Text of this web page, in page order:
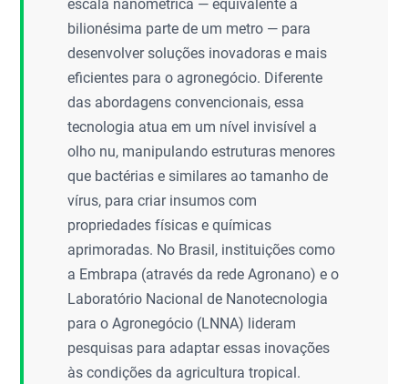
escala nanométrica — equivalente à
bilionésima parte de um metro — para
desenvolver soluções inovadoras e mais
eficientes para o agronegócio. Diferente
das abordagens convencionais, essa
tecnologia atua em um nível invisível a
olho nu, manipulando estruturas menores
que bactérias e similares ao tamanho de
vírus, para criar insumos com
propriedades físicas e químicas
aprimoradas. No Brasil, instituições como
a Embrapa (através da rede Agronano) e o
Laboratório Nacional de Nanotecnologia
para o Agronegócio (LNNA) lideram
pesquisas para adaptar essas inovações
às condições da agricultura tropical.